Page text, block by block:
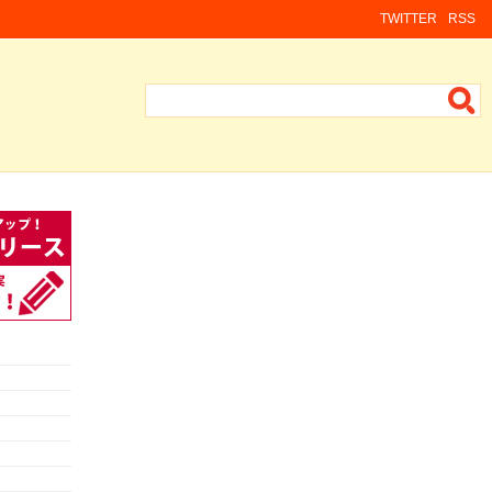
RSS
TWITTER